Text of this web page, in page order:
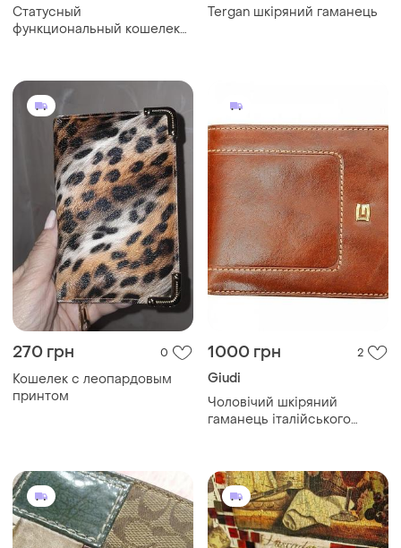
Статусный
функциональный кошелек
Tergan шкіряний гаманець
270 грн 0
Кошелек с леопардовым
принтом
1000 грн 2
Giudi
Чоловічий шкіряний
гаманець італійського